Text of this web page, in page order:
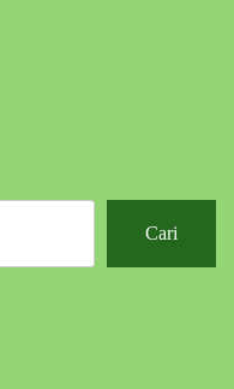
Cari